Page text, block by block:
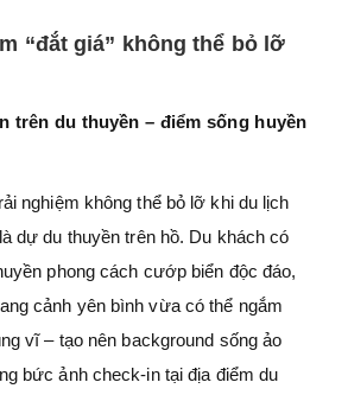
“đắt giá” không thể bỏ lỡ
trên du thuyền – điểm sống huyền
nghiệm không thể bỏ lỡ khi du lịch
dự du thuyền trên hồ. Du khách có
phong cách cướp biển độc đáo,
cảnh yên bình vừa có thể ngắm
vĩ – tạo nên background sống ảo
bức ảnh check-in tại địa điểm du